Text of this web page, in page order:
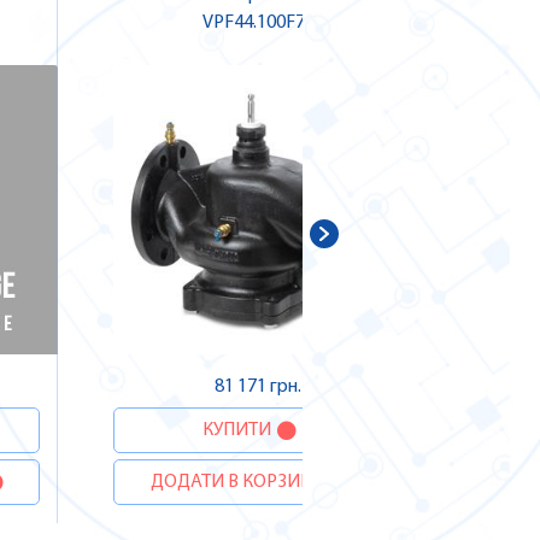
VPF44.100F70
81 171 грн.
КУПИТИ
ДОДАТИ В КОРЗИНУ